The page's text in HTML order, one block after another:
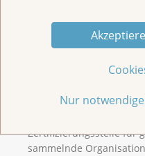
Nur
Zertifizierungsstelle für
sammelnde